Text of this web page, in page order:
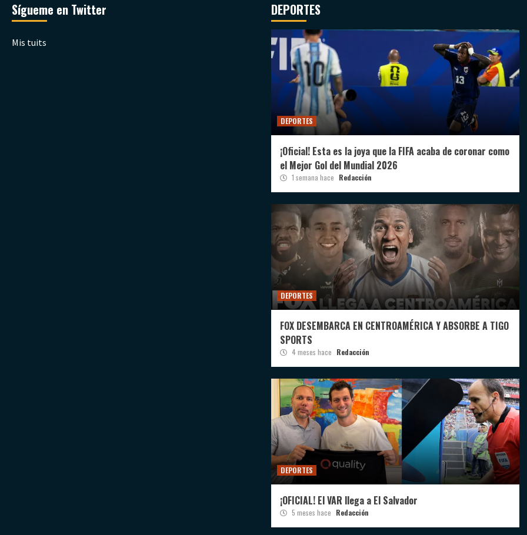
Sígueme en Twitter
Mis tuits
DEPORTES
DEPORTES
¡Oficial! Esta es la joya que la FIFA acaba de coronar como
el Mejor Gol del Mundial 2026
1 semana hace Redacción
DEPORTES
FOX DESEMBARCA EN CENTROAMÉRICA Y ABSORBE A TIGO
SPORTS
4 meses hace Redacción
DEPORTES
¡OFICIAL! El VAR llega a El Salvador
5 meses hace Redacción